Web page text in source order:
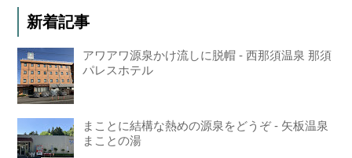
新着記事
アワアワ源泉かけ流しに脱帽 - 西那須温泉 那須
パレスホテル
まことに結構な熱めの源泉をどうぞ - 矢板温泉
まことの湯